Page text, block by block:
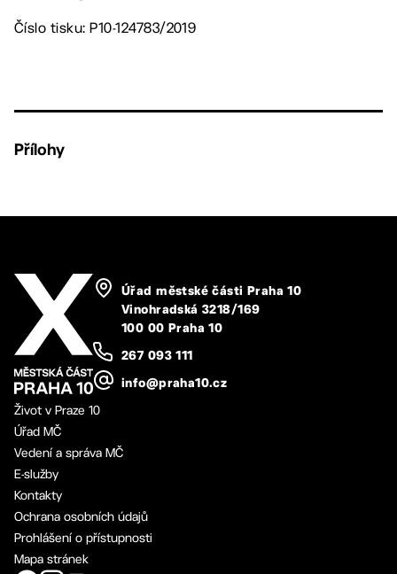
Číslo tisku: P10-124783/2019
Přílohy
Úřad městské části Praha 10
Vinohradská 3218/169
100 00 Praha 10
267 093 111
info@praha10.cz
Život v Praze 10
Úřad MČ
Vedení a správa MČ
E-služby
Kontakty
Ochrana osobních údajů
Prohlášení o přístupnosti
Mapa stránek